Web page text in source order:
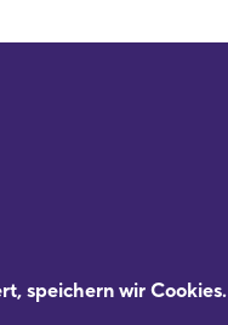
speichern wir Cookies.